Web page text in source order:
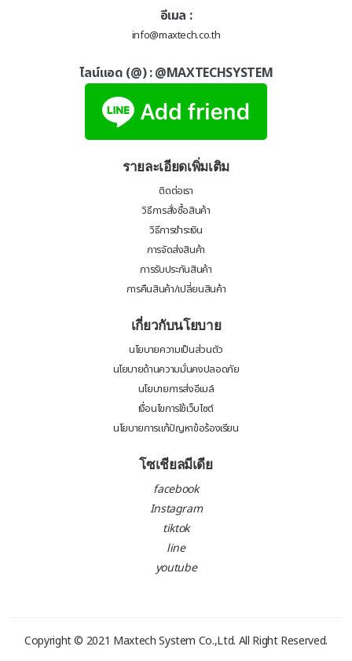
อีเมล :
info@maxtech.co.th
ไลน์แอด (@) :@MAXTECHSYSTEM
รายละเอียดเพิ่มเติม
ติดต่อเรา
วิธีการสั่งซื้อสินค้า
วิธีการชำระเงิน
การจัดส่งสินค้า
การรับประกันสินค้า
การคืนสินค้า/เปลี่ยนสินค้า
เกี่ยวกับนโยบาย
นโยบายความเป็นส่วนตัว
นโยบายด้านความมั่นคงปลอดภัย
นโยบายการส่งอีเมล์
เงื่อนไขการใช้เว็บไซต์
นโยบายการแก้ปัญหาข้อร้องเรียน
โซเชียลมีเดีย
facebook
Instagram
tiktok
line
youtube
Copyright © 2021 Maxtech System Co.,Ltd. All Right Reserved.